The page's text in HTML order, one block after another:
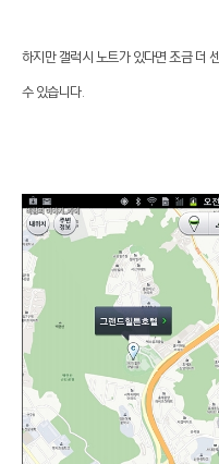
하지만 갤럭시 노트가 있다면 조금 더
수 있습니다.